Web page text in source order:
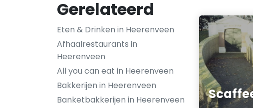
Gerelateerd
Eten & Drinken in Heerenveen
Afhaalrestaurants in
Heerenveen
All you can eat in Heerenveen
Bakkerijen in Heerenveen
Banketbakkerijen in Heerenveen